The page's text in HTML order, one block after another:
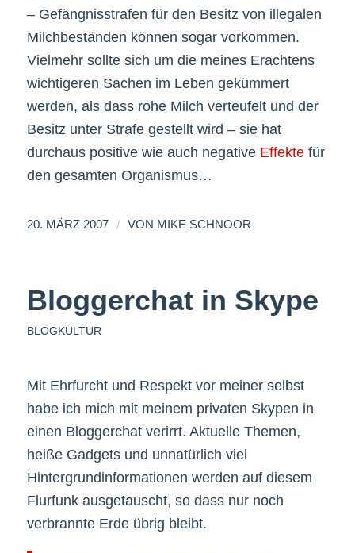
– Gefängnisstrafen für den Besitz von illegalen
Milchbeständen können sogar vorkommen.
Vielmehr sollte sich um die meines Erachtens
wichtigeren Sachen im Leben gekümmert
werden, als dass rohe Milch verteufelt und der
Besitz unter Strafe gestellt wird – sie hat
durchaus positive wie auch negative Effektefür
den gesamten Organismus…
20. MÄRZ 2007 / VON MIKE SCHNOOR
Bloggerchat in Skype
BLOGKULTUR
Mit Ehrfurcht und Respekt vor meiner selbst
habe ich mich mit meinem privaten Skypen in
einen Bloggerchat verirrt. Aktuelle Themen,
heiße Gadgets und unnatürlich viel
Hintergrundinformationen werden auf diesem
Flurfunk ausgetauscht, so dass nur noch
verbrannte Erde übrig bleibt.